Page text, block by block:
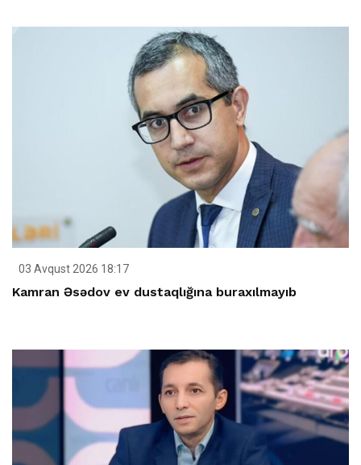
03 Avqust 2026 18:17
Kamran Əsədov ev dustaqlığına buraxılmayıb